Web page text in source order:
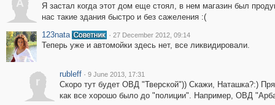
A
Я застал когда этот дом еще стоял, в нем магазин был
нас такие здания быстро и без сажеления :(
123nata
· 27 December 2012, 09:14
Теперь уже и автомойки здесь нет, все ликвидировали.
r
rubleff · 9 June 2013, 17:31
Скоро тут будет ОВД "Тверской")) Скажи, Наташка?:)
как все хорошо было до "полиции". Например, ОВД